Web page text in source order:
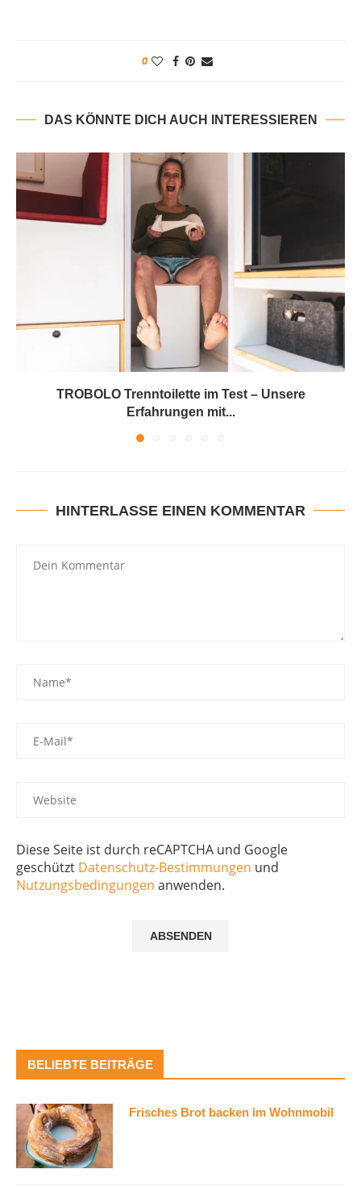
0
DAS KÖNNTE DICH AUCH INTERESSIEREN
TROBOLO Trenntoilette im Test – Unsere
Erfahrungen mit...
HINTERLASSE EINEN KOMMENTAR
Diese Seite ist durch reCAPTCHA und Google
geschützt Datenschutz-Bestimmungen und
Nutzungsbedingungen anwenden.
BELIEBTE BEITRÄGE
Frisches Brot backen im Wohnmobil